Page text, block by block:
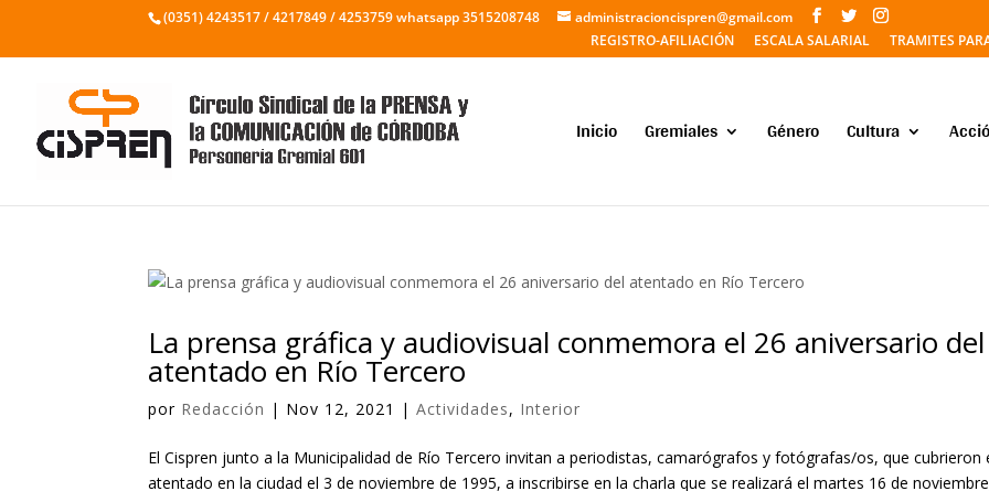
(0351) 4243517 / 4217849 / 4253759 whatsapp 3515208748
administracioncispren@gmail.com
REGISTRO-AFILIACIÓN
ESCALA SALARIAL TRAMITES
Inicio Gremiales Género Cultura
La prensa gráfica y audiovisual conmemora el 26 aniversario del
atentado en Río Tercero
por Redacción | Nov 12, 2021 |Actividades, Interior
El Cispren junto a la Municipalidad de Río Tercero invitan a periodistas, camarógrafos y fotógrafas/os, que cubrieron
atentado en la ciudad el 3 de noviembre de 1995, a inscribirse en la charla que se realizará el martes 16 de